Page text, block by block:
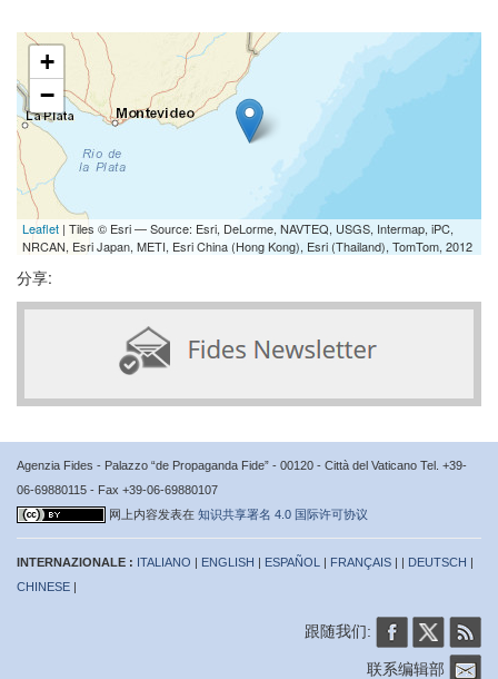
+
−
Leaflet | Tiles © Esri — Source: Esri, DeLorme, NAVTEQ, USGS, Intermap, iPC,
NRCAN, Esri Japan, METI, Esri China (Hong Kong), Esri (Thailand), TomTom, 2012
分享:
Agenzia Fides - Palazzo “de Propaganda Fide” - 00120 - Città del Vaticano Tel. +39-
06-69880115 - Fax +39-06-69880107
网上内容发表在 知识共享署名 4.0 国际许可协议
INTERNAZIONALE : ITALIANO | ENGLISH | ESPAÑOL | FRANÇAIS | | DEUTSCH |
CHINESE |
跟随我们:
联系编辑部